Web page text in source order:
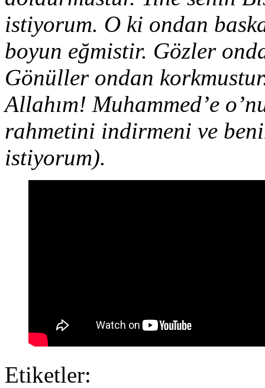
istiyorum. O ki ondan
boyun eğmistir. Gözler
Gönüller ondan
Allahım! Muhammed’e
rahmetini indirmeni ve
istiyorum).
Etiketler: